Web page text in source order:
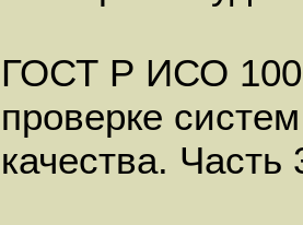
ГОСТ Р ИСО
проверке систем
качества.